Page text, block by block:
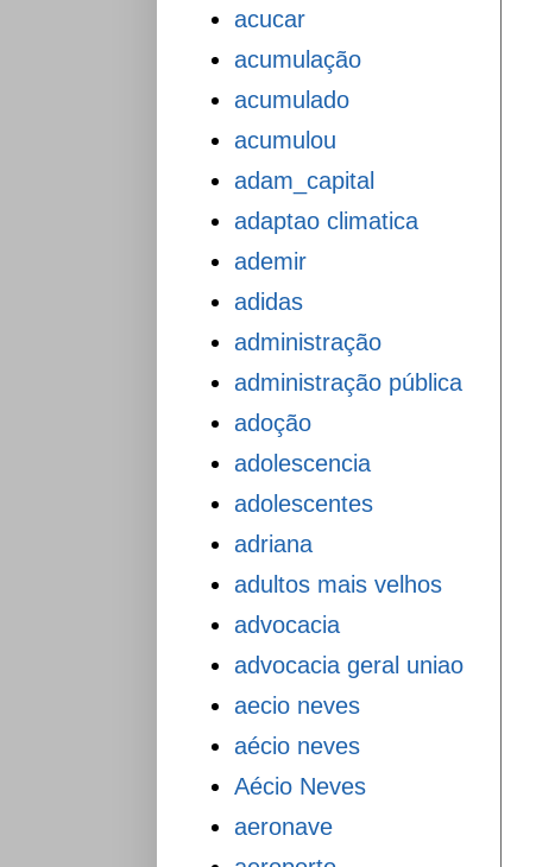
acucar
acumulação
acumulado
acumulou
adam_capital
adaptao climatica
ademir
adidas
administração
administração pública
adoção
adolescencia
adolescentes
adriana
adultos mais velhos
advocacia
advocacia geral uniao
aecio neves
aécio neves
Aécio Neves
aeronave